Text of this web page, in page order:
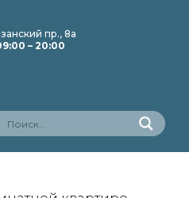
пр., 8а
– 20:00